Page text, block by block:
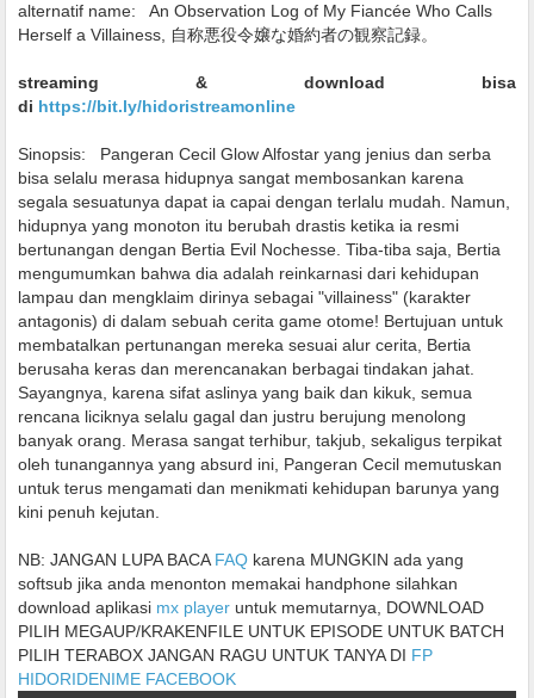
alternatif name:
An Observation Log of My Fiancée Who Calls
Herself a Villainess, 自称悪役令嬢な婚約者の観察記録。
streaming & download bisa
di https://bit.ly/hidoristreamonline
Sinopsis:
Pangeran Cecil Glow Alfostar yang jenius dan serba
bisa selalu merasa hidupnya sangat membosankan karena
segala sesuatunya dapat ia capai dengan terlalu mudah. Namun,
hidupnya yang monoton itu berubah drastis ketika ia resmi
bertunangan dengan Bertia Evil Nochesse. Tiba-tiba saja, Bertia
mengumumkan bahwa dia adalah reinkarnasi dari kehidupan
lampau dan mengklaim dirinya sebagai "villainess" (karakter
antagonis) di dalam sebuah cerita game otome! Bertujuan untuk
membatalkan pertunangan mereka sesuai alur cerita, Bertia
berusaha keras dan merencanakan berbagai tindakan jahat.
Sayangnya, karena sifat aslinya yang baik dan kikuk, semua
rencana liciknya selalu gagal dan justru berujung menolong
banyak orang. Merasa sangat terhibur, takjub, sekaligus terpikat
oleh tunangannya yang absurd ini, Pangeran Cecil memutuskan
untuk terus mengamati dan menikmati kehidupan barunya yang
kini penuh kejutan.
NB: JANGAN LUPA BACA FAQ karena MUNGKIN ada yang
softsub jika anda menonton memakai handphone silahkan
download aplikasi mx player untuk memutarnya, DOWNLOAD
PILIH MEGAUP/KRAKENFILE UNTUK EPISODE UNTUK BATCH
PILIH TERABOX JANGAN RAGU UNTUK TANYA DI FP
HIDORIDENIME FACEBOOK